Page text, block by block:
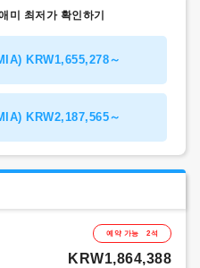
미 최저가 확인하기
KRW1,655,278～
KRW2,187,565～
예약 가능 2석
KRW1,864,388